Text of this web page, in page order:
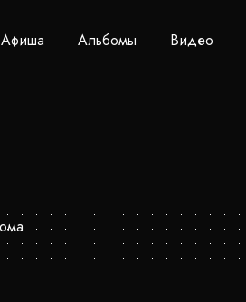
Афиша Альбомы Видео